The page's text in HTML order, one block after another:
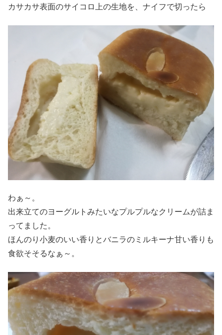
カサカサ表面のサイコロ上の生地を、ナイフで切ったら
わぁ～。
出来立てのヨーグルトみたいなプルプルなクリームが詰ま
ってました。
ほんのり小麦のいい香りとバニラのミルキーナ甘い香りも
食欲そそるなぁ～。